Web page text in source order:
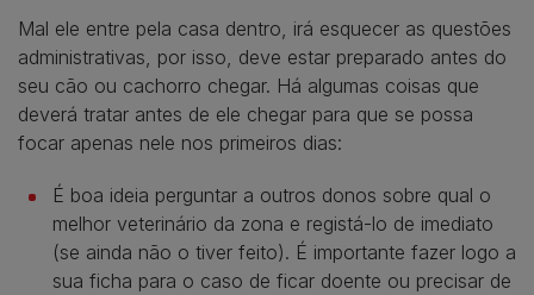
Mal ele entre pela casa dentro, irá esquecer as questões
administrativas, por isso, deve estar preparado antes do
seu cão ou cachorro chegar. Há algumas coisas que
deverá tratar antes de ele chegar para que se possa
focar apenas nele nos primeiros dias:
É boa ideia perguntar a outros donos sobre qual o
melhor veterinário da zona e registá-lo de imediato
(se ainda não o tiver feito). É importante fazer logo a
sua ficha para o caso de ficar doente ou precisar de